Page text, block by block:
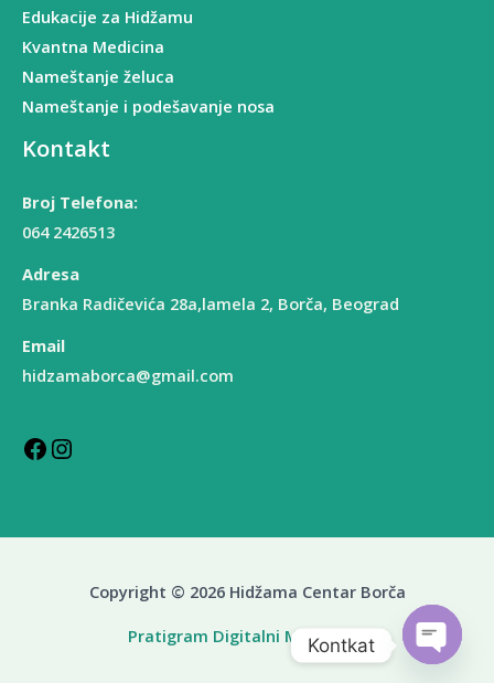
Edukacije za Hidžamu
Kvantna Medicina
Nameštanje želuca
Nameštanje i podešavanje nosa
Kontakt
Broj Telefona:
064 2426513
Adresa
Branka Radičevića 28a,lamela 2, Borča, Beograd
Email
hidzamaborca@gmail.com
Facebook
Instagram
Copyright © 2026 Hidžama Centar Borča
Pratigram Digitalni Marketing
Kontkat